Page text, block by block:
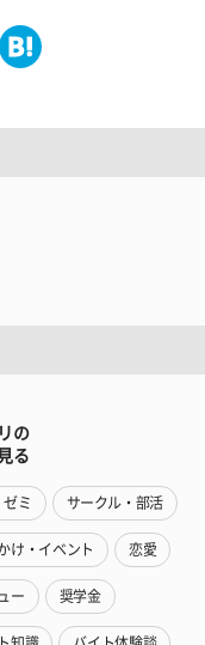
の
る
ゼミ サークル・部活
け・イベント 恋愛
ー 奨学金